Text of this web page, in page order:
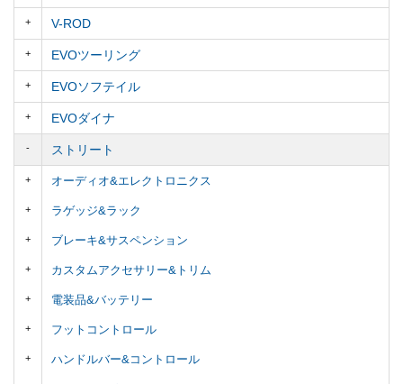
V-ROD
EVOツーリング
EVOソフテイル
EVOダイナ
ストリート
オーディオ&エレクトロニクス
ラゲッジ&ラック
ブレーキ&サスペンション
カスタムアクセサリー&トリム
電装品&バッテリー
フットコントロール
ハンドルバー&コントロール